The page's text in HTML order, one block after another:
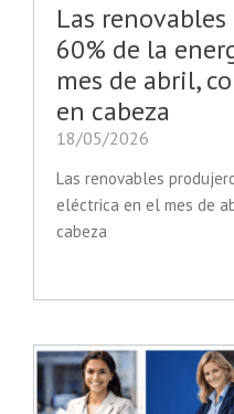
Las
60% de la
mes de abril,
en cabeza
18/05/2026
Las renovables
eléctrica en el mes de
cabeza